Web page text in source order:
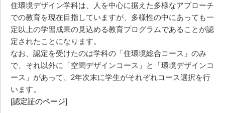
住環境デザイン学科は、人を中心に据えた多様なアプローチ
での教育を現在目指していますが、多様性の中にあっても一
定以上の学習成果の見込める教育プログラムであることが認
定されたことになります。
なお、認定を受けたのは学科の「住環境総合コース」のみ
で、それ以外に「空間デザインコース」と「環境デザインコ
ース」があって、2年次末に学生がそれぞれコース選択を行
います。
[認定証のページ]